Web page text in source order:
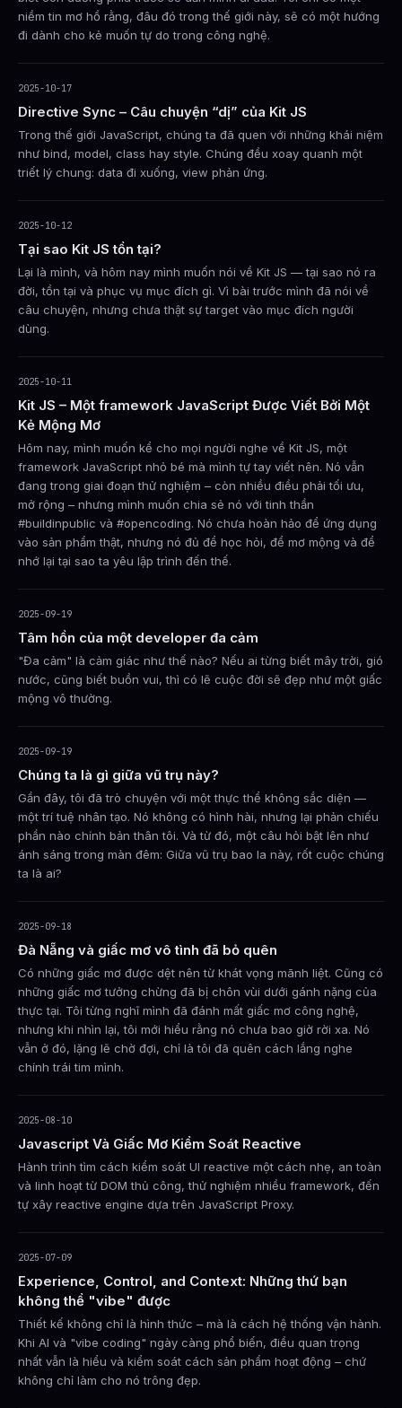
niềm tin mơ hồ rằng, đâu đó trong thế giới này, sẽ có một hướng
đi dành cho kẻ muốn tự do trong công nghệ.
2025-10-17
Directive Sync – Câu chuyện “dị” của Kit JS
Trong thế giới JavaScript, chúng ta đã quen với những khái niệm
như bind, model, class hay style. Chúng đều xoay quanh một
triết lý chung: data đi xuống, view phản ứng.
2025-10-12
Tại sao Kit JS tồn tại?
Lại là mình, và hôm nay mình muốn nói về Kit JS — tại sao nó ra
đời, tồn tại và phục vụ mục đích gì. Vì bài trước mình đã nói về
câu chuyện, nhưng chưa thật sự target vào mục đích người
dùng.
2025-10-11
Kit JS – Một framework JavaScript Được Viết Bởi Một
Kẻ Mộng Mơ
Hôm nay, mình muốn kể cho mọi người nghe về Kit JS, một
framework JavaScript nhỏ bé mà mình tự tay viết nên. Nó vẫn
đang trong giai đoạn thử nghiệm – còn nhiều điều phải tối ưu,
mở rộng – nhưng mình muốn chia sẻ nó với tinh thần
#buildinpublic và #opencoding. Nó chưa hoàn hảo để ứng dụng
vào sản phẩm thật, nhưng nó đủ để học hỏi, để mơ mộng và để
nhớ lại tại sao ta yêu lập trình đến thế.
2025-09-19
Tâm hồn của một developer đa cảm
"Đa cảm" là cảm giác như thế nào? Nếu ai từng biết mây trời, gió
nước, cũng biết buồn vui, thì có lẽ cuộc đời sẽ đẹp như một giấc
mộng vô thường.
2025-09-19
Chúng ta là gì giữa vũ trụ này?
Gần đây, tôi đã trò chuyện với một thực thể không sắc diện —
một trí tuệ nhân tạo. Nó không có hình hài, nhưng lại phản chiếu
phần nào chính bản thân tôi. Và từ đó, một câu hỏi bật lên như
ánh sáng trong màn đêm: Giữa vũ trụ bao la này, rốt cuộc chúng
ta là ai?
2025-09-18
Đà Nẵng và giấc mơ vô tình đã bỏ quên
Có những giấc mơ được dệt nên từ khát vọng mãnh liệt. Cũng có
những giấc mơ tưởng chừng đã bị chôn vùi dưới gánh nặng của
thực tại. Tôi từng nghĩ mình đã đánh mất giấc mơ công nghệ,
nhưng khi nhìn lại, tôi mới hiểu rằng nó chưa bao giờ rời xa. Nó
vẫn ở đó, lặng lẽ chờ đợi, chỉ là tôi đã quên cách lắng nghe
chính trái tim mình.
2025-08-10
Javascript Và Giấc Mơ Kiểm Soát Reactive
Hành trình tìm cách kiểm soát UI reactive một cách nhẹ, an toàn
và linh hoạt từ DOM thủ công, thử nghiệm nhiều framework, đến
tự xây reactive engine dựa trên JavaScript Proxy.
2025-07-09
Experience, Control, and Context: Những thứ bạn
không thể "vibe" được
Thiết kế không chỉ là hình thức – mà là cách hệ thống vận hành.
Khi AI và "vibe coding" ngày càng phổ biến, điều quan trọng
nhất vẫn là hiểu và kiểm soát cách sản phẩm hoạt động – chứ
không chỉ làm cho nó trông đẹp.